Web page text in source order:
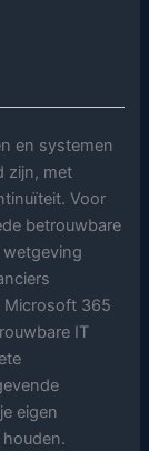
en systemen
zijn, met
Voor
betrouwbare
wetgeving
Microsoft 365
IT
eigen